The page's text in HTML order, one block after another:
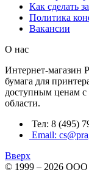
Как сделать
Политика
Вакансии
О нас
Интернет-магазин
бумага для
доступным ценам
области.
Тел: 8 (495)
Email:
Вверх
© 1999 – 2026 ООО